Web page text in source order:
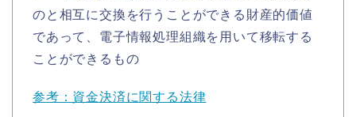
のと相互に交換を行うことができる財産的価値
であって、電子情報処理組織を用いて移転する
ことができるもの
参考：資金決済に関する法律